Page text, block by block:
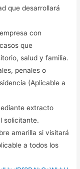
que desarrollará
con
que
salud y familia.
penales o
(Aplicable a
extracto
solicitante.
amarilla si visitará
a todos los